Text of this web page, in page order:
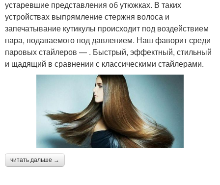
устаревшие представления об утюжках. В таких
устройствах выпрямление стержня волоса и
запечатывание кутикулы происходит под воздействием
пара, подаваемого под давлением. Наш фаворит среди
паровых стайлеров — . Быстрый, эффектный, стильный
и щадящий в сравнении с классическими стайлерами.
читать дальше →